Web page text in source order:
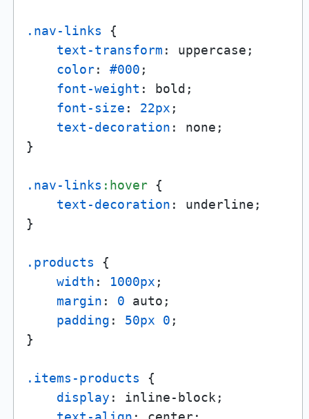
.nav-links {
text-transform : uppercase;
color: #000 ;
font-weight : bold;
font-size : 22px ;
text-decoration : none;
}
.nav-links :hover {
text-decoration : underline;
}
.products {
width : 1000px ;
margin : 0 auto;
padding : 50px 0 ;
}
.items-products {
display : inline-block;